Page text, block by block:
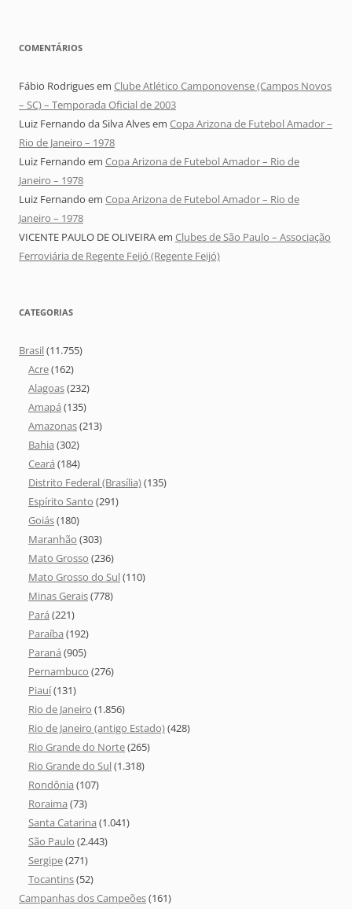
COMENTÁRIOS
Fábio Rodriguesem Clube Atlético Camponovense (Campos Novos
– SC) – Temporada Oficial de 2003
Luiz Fernando da Silva Alvesem Copa Arizona de Futebol Amador –
Rio de Janeiro – 1978
Luiz Fernando em Copa Arizona de Futebol Amador – Rio de
Janeiro – 1978
Luiz Fernando em Copa Arizona de Futebol Amador – Rio de
Janeiro – 1978
VICENTE PAULO DE OLIVEIRAem Clubes de São Paulo – Associação
Ferroviária de Regente Feijó (Regente Feijó)
CATEGORIAS
Brasil(11.755)
Acre(162)
Alagoas(232)
Amapá (135)
Amazonas(213)
Bahia (302)
Ceará (184)
Distrito Federal (Brasília)(135)
Espírito Santo (291)
Goiás(180)
Maranhão (303)
Mato Grosso (236)
Mato Grosso do Sul(110)
Minas Gerais(778)
Pará (221)
Paraíba (192)
Paraná (905)
Pernambuco (276)
Piauí(131)
Rio de Janeiro (1.856)
Rio de Janeiro (antigo Estado)(428)
Rio Grande do Norte(265)
Rio Grande do Sul(1.318)
Rondônia (107)
Roraima (73)
Santa Catarina (1.041)
São Paulo (2.443)
Sergipe(271)
Tocantins(52)
Campanhas dos Campeões(161)